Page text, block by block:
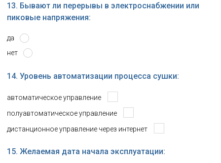
13. Бывают ли перерывы в электроснабжении или
пиковые напряжения:
да
нет
14. Уровень автоматизации процесса сушки:
автоматическое управление
полуавтоматическое управление
дистанционное управление через интернет
15. Желаемая дата начала эксплуатации: